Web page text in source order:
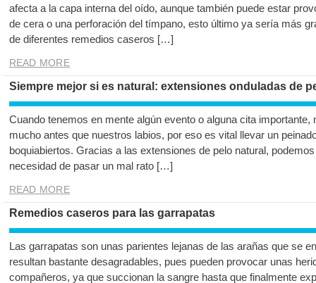
afecta a la capa interna del oído, aunque también puede estar
de cera o una perforación del tímpano, esto último ya sería más
de diferentes remedios caseros […]
READ MORE
Siempre mejor si es natural: extensiones onduladas de
Cuando tenemos en mente algún evento o alguna cita
mucho antes que nuestros labios, por eso es vital llevar un
boquiabiertos. Gracias a las extensiones de pelo natural,
necesidad de pasar un mal rato […]
READ MORE
Remedios caseros para las garrapatas
Las garrapatas son unas parientes lejanas de las arañas que se
resultan bastante desagradables, pues pueden provocar unas
compañeros, ya que succionan la sangre hasta que finalmente